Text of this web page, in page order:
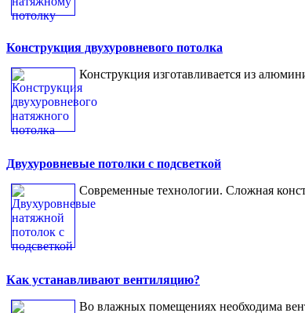
Конструкция двухуровневого потолка
Конструкция изготавливается из
Двухуровневые потолки с подсветкой
Современные технологии. Сложная
Как устанавливают вентиляцию?
Во влажных помещениях необходима